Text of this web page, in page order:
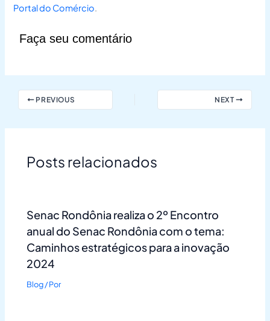
Portal do Comércio.
Faça seu comentário
PREVIOUS NEXT
Posts relacionados
Senac Rondônia realiza o 2º Encontro
anual do Senac Rondônia com o tema:
Caminhos estratégicos para a inovação
2024
Blog/ Por